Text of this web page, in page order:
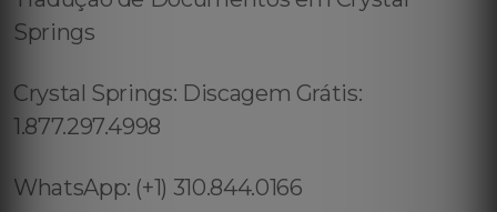
Springs
Crystal Springs: Discagem Grátis:
1.877.297.4998
WhatsApp: (+1) 310.844.0166